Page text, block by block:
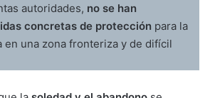
autoridades, no se han
concretas de protección para la
en una zona fronteriza y de difícil